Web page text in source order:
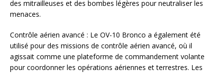
des mitrailleuses et des bombes légères pour neutraliser les
menaces.
Contrôle aérien avancé : Le OV-10 Bronco a également été
utilisé pour des missions de contrôle aérien avancé, où il
agissait comme une plateforme de commandement volante
pour coordonner les opérations aériennes et terrestres. Les